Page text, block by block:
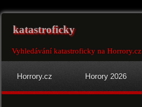
katastroficky
Vyhledávání katastroficky na Horrory.cz
Horrory.cz Horory 2026